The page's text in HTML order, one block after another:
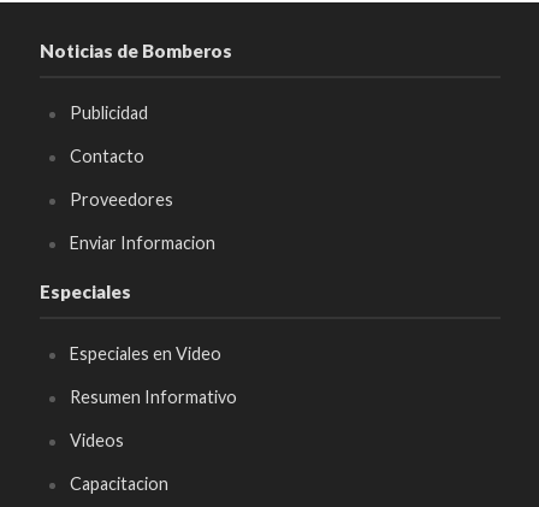
Noticias de Bomberos
Publicidad
Contacto
Proveedores
Enviar Informacion
Especiales
Especiales en Video
Resumen Informativo
Videos
Capacitacion